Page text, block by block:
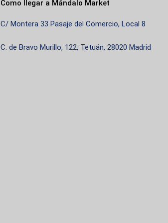
Como llegar a Mándalo Market
C/ Montera 33 Pasaje del Comercio, Local 8
C. de Bravo Murillo, 122, Tetuán, 28020 Madrid